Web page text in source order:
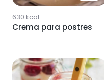
630 kcal
Crema para postres